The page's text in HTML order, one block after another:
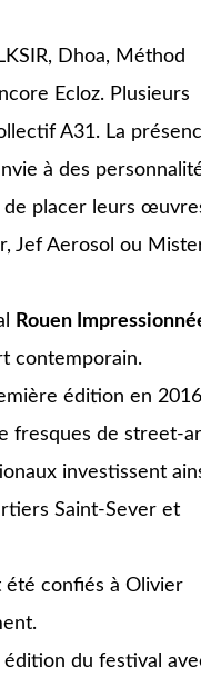
LKSIR, Dhoa, Méthod
Ecloz. Plusieurs
A31. La
à des
de placer leurs
, Jef Aerosol ou
Rouen
contemporain.
édition en
fresques de street-
investissent
Saint-Sever et
été confiés à Olivier
du festival